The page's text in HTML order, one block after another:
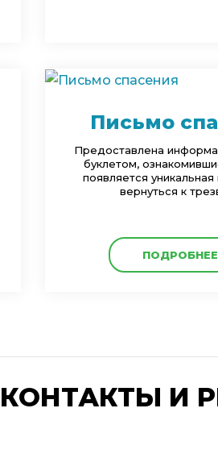
Письмо
Предоставлена
буклетом,
появляется
вернуться к
ПОДРОБНЕЕ
КОНТАКТЫ И